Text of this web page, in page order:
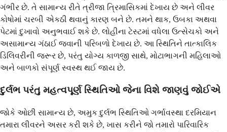
ગંભીર છે. તે સામાન્ય રીતે ત્રીજા ત્રિમાસિકમાં દેખાય છે અને લીવર
કોષોમાં ચરબી એકઠી થવાનું કારણ બને છે. તમને થાક, ઉબકા અથવા
પેટમાં દુખાવો અનુભવાઈ શકે છે. લોહીના ટેસ્ટમાં વધેલા ઉત્સેચકો અને
અસામાન્ય ગંઠાઈ જવાની પરિબળો દેખાય છે. આ સ્થિતિને તાત્કાલિક
ડિલિવરીની જરૂર છે, પરંતુ યોગ્ય કાળજી સાથે, મોટાભાગની મહિલાઓ
અને બાળકો સંપૂર્ણ સ્વસ્થ થઈ જાય છે.
દુર્લભ પરંતુ મહત્વપૂર્ણ સ્થિતિઓ જેના વિશે જાણવું જોઈએ
જોકે ઓછી સામાન્ય છે, અમુક દુર્લભ સ્થિતિઓ ગર્ભાવસ્થા દરમિયાન
તમારા લીવરને અસર કરી શકે છે, ખાસ કરીને જો તમારો પારિવારિક